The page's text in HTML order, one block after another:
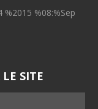
%2015 %08:%Sep
LE SITE